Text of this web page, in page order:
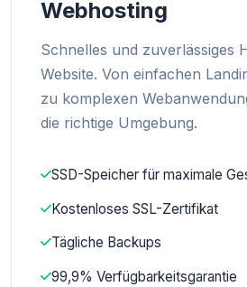
Webhosting
Schnelles und zuverlässiges
Website. Von einfachen
zu komplexen
die richtige Umgebung.
SSD-Speicher für maximale
Kostenloses SSL-Zertifikat
Tägliche Backups
99,9% Verfügbarkeitsgarantie